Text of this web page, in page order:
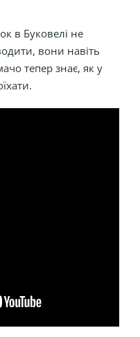
в Буковелі не
вони навіть
тепер знає, як у